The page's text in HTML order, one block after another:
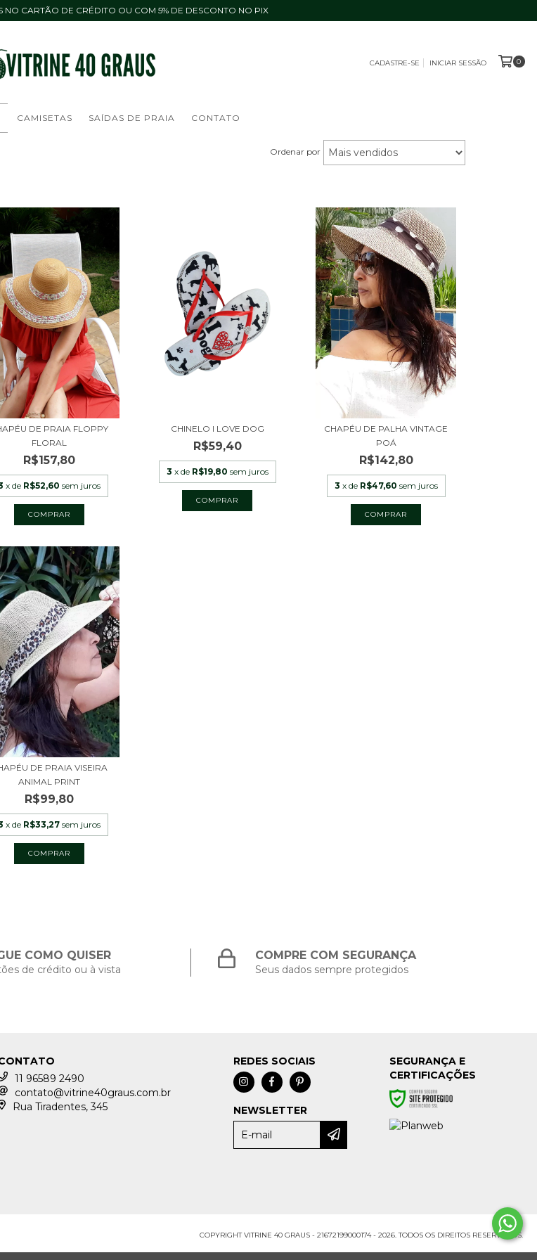
NO CARTÃO DE CRÉDITO OU COM 5% DE DESCONTO NO PIX
CADASTRE-SE INICIAR SESSÃO 0
CAMISETAS SAÍDAS DE PRAIA CONTATO
Ordenar por
DE PRAIA FLOPPY
FLORAL
R$157,80
x de R$52,60 sem juros
COMPRAR
CHINELO I LOVE DOG
R$59,40
3 x de R$19,80 sem juros
COMPRAR
CHAPÉU DE PALHA VINTAGE
POÁ
R$142,80
3 x de R$47,60 sem juros
DE PRAIA VISEIRA
ANIMAL PRINT
R$99,80
x de R$33,27 sem juros
COMO QUISER
de crédito ou à vista
COMPRE COM SEGURANÇA
Seus dados sempre protegidos
11 96589 2490
contato@vitrine40graus.com.br
Rua Tiradentes, 345
REDES SOCIAIS
NEWSLETTER
SEGURANÇA E
CERTIFICAÇÕES
COPYRIGHT VITRINE 40 GRAUS - 21672199000174 - 2026. TODOS OS DIREITOS RESERVADOS.